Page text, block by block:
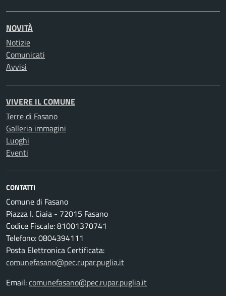
NOVITÀ
Notizie
Comunicati
Avvisi
VIVERE IL COMUNE
Terre di Fasano
Galleria immagini
Luoghi
Eventi
CONTATTI
Comune di Fasano
Piazza I. Ciaia - 72015 Fasano
Codice Fiscale: 81001370741
Telefono: 0804394111
Posta Elettronica Certificata:
comunefasano@pec.rupar.puglia.it
Email:comunefasano@pec.rupar.puglia.it